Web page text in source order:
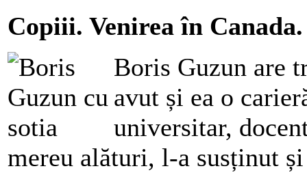
Copiii. Venirea în Canada.
Boris Guzun are
avut și ea o
universitar,
mereu alături, l-a susținut